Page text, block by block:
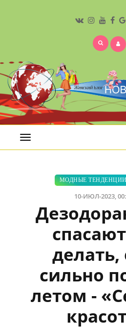
Открыть
меню
МОДНЫЕ ТЕНДЕНЦИИ
10-ИЮЛ-2023,
делать,
сильно
летом -